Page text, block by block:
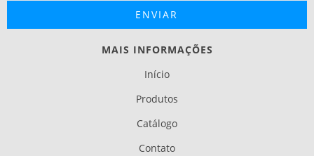
MAIS INFORMAÇÕES
Início
Produtos
Catálogo
Contato